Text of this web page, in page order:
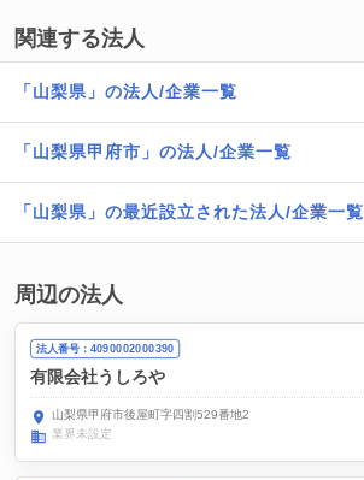
関連する法人
「山梨県」の法人/企業一覧
「山梨県甲府市」の法人/企業一覧
「山梨県」の最近設立された法人/企業一覧
周辺の法人
法人番号：4090002000390
有限会社うしろや
山梨県甲府市後屋町字四割529番地2
業界未設定